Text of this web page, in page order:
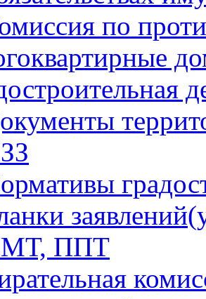
по
ППТ